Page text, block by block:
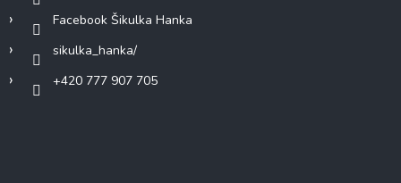
Facebook Šikulka Hanka
sikulka_hanka/
+420 777 907 705